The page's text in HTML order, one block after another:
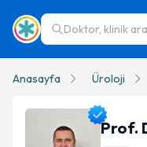
Doktor, klinik
Anasayfa Üroloji
Prof.